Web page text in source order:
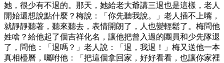
她，很少有不退的。那天，她給老大爺講三退也是這樣，老人
開始還想說點什麼？梅說：「你先聽我說。」老人插不上嘴，
就靜靜聽著，聽來聽去，表情開朗了，人也變輕鬆了。梅問他
姓啥？給他起了個吉祥化名，讓他把曾入過的團員和少先隊退
了，問他：「退嗎？」老人說：「退，我退！」梅又送他一本
真相檯曆，囑咐他：「把這個拿回家，好好看看，也讓你家裡